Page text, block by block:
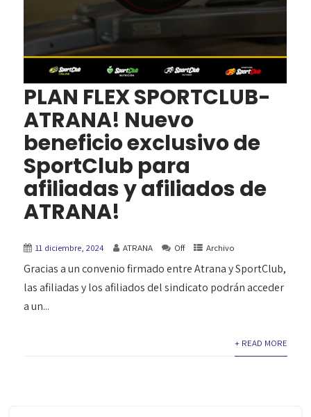
PLAN FLEX SPORTCLUB-
ATRANA! Nuevo
beneficio exclusivo de
SportClub para
afiliadas y afiliados de
ATRANA!
11 diciembre, 2024 ATRANA Off Archivo
Gracias a un convenio firmado entre Atrana y SportClub,
las afiliadas y los afiliados del sindicato podrán acceder
a un...
+ READ MORE